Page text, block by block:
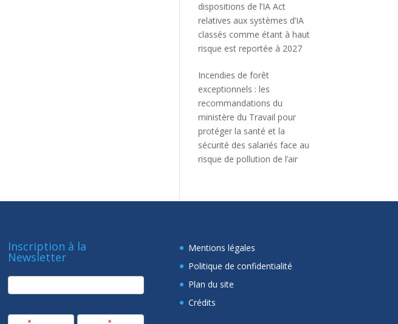
dispositions de l’IA Act
relatives aux systèmes d’IA
classés comme étant à haut
risque est reportée à 2027
Incendies de forêt
exceptionnels : les
recommandations du
ministère du Travail pour
protéger la santé et la
sécurité des salariés face au
risque de pollution de l’air
Inscription à la
Newsletter
newsletter
Mentions légales
Politique de confidentialité
Plan du site
Crédits